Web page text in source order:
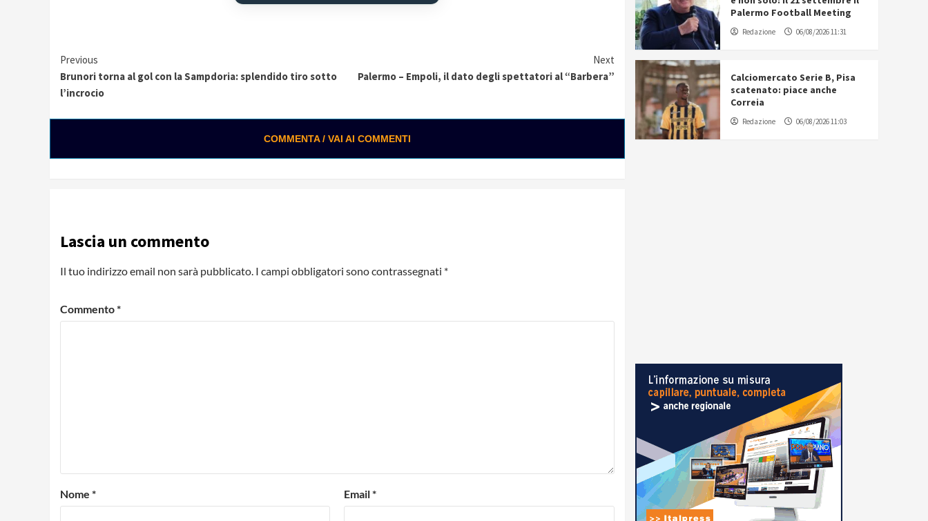
Continue
Reading
Previous
Brunori torna al gol con la Sampdoria: splendido tiro sotto
l’incrocio
Next
Palermo – Empoli, il dato degli spettatori al “Barbera”
COMMENTA / VAI AI COMMENTI
Lascia un commento
Il tuo indirizzo email non sarà pubblicato. I campi obbligatori sono contrassegnati *
Commento*
Nome * Email*
Palermo Football Meeting
Redazione 06/08/2026 11:31
Calciomercato Serie B, Pisa
scatenato: piace anche
Correia
Redazione 06/08/2026 11:03